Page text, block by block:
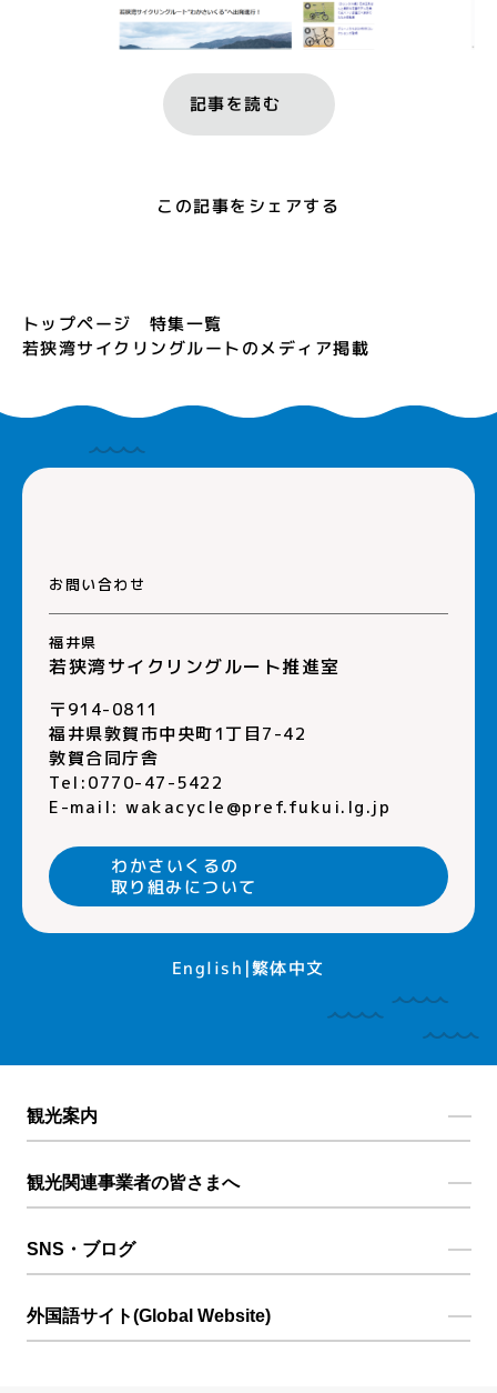
トップページ 特集一覧
若狭湾サイクリングルートのメディア掲載
記事を読む
この記事をシェアする
お問い合わせ
福井県
若狭湾サイクリングルート推進室
〒914-0811
福井県敦賀市中央町1丁目7-42
敦賀合同庁舎
Tel:0770-47-5422
E-mail: wakacycle@pref.fukui.lg.jp
わかさいくるの
取り組みについて
English 繁体中文
観光案内
観光関連事業者の皆さまへ
SNS・ブログ
外国語サイト(Global Website)